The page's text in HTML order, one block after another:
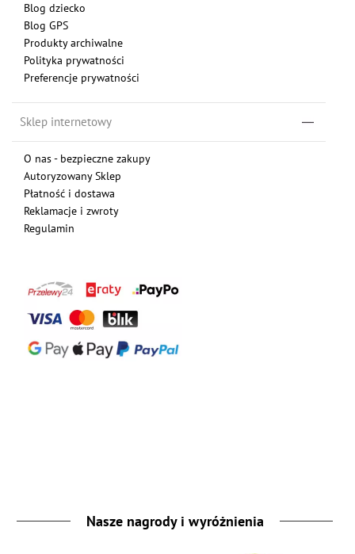
Blog dziecko
Blog GPS
Produkty archiwalne
Polityka prywatności
Preferencje prywatności
Sklep internetowy
O nas - bezpieczne zakupy
Autoryzowany Sklep
Płatność i dostawa
Reklamacje i zwroty
Regulamin
Nasze nagrody i wyróżnienia